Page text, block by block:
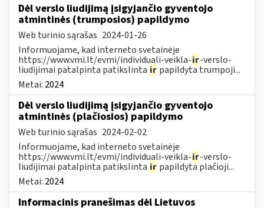
Dėl verslo liudijimą įsigyjančio gyventojo
atmintinės (trumposios) papildymo
Web turinio sąrašas 2024-01-26
Informuojame, kad interneto svetainėje
https://www.vmi.lt/evmi/individuali-veikla-ir-verslo-
liudijimai patalpinta patikslinta ir papildyta trumpoji...
Metai: 2024
Dėl verslo liudijimą įsigyjančio gyventojo
atmintinės (plačiosios) papildymo
Web turinio sąrašas 2024-02-02
Informuojame, kad interneto svetainėje
https://www.vmi.lt/evmi/individuali-veikla-ir-verslo-
liudijimai patalpinta patikslinta ir papildyta plačioji...
Metai: 2024
Informacinis pranešimas dėl Lietuvos